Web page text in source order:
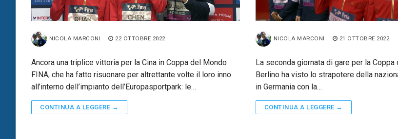
NICOLA MARCONI 22 OTTOBRE 2022
Ancora una triplice vittoria per la Cina in Coppa del Mondo
FINA, che ha fatto risuonare per altrettante volte il loro inno
all’interno dell’impianto dell’Europasportpark: le…
CONTINUA A LEGGERE →
NICOLA MARCONI 21 OTTOBRE 2022
La seconda giornata di gare per la Coppa
Berlino ha visto lo strapotere della
in Germania con la…
CONTINUA A LEGGERE →